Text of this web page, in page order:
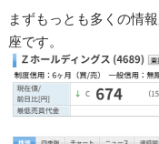
まずもっとも多くの情
座です。